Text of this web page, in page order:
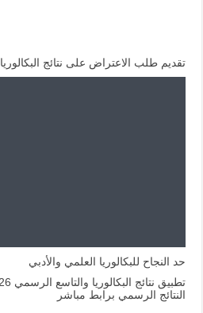
تقديم طلب الاعتراض على نتائج البكالوريا 2026
حد النجاح للبكالوريا العلمي والأدبي
النتائج الرسمي برابط مباشر